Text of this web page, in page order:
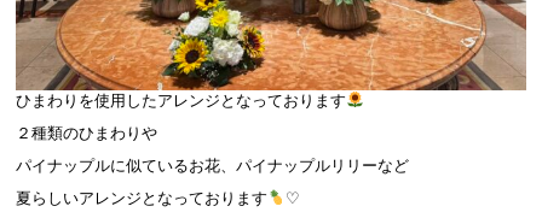
ひまわりを使用したアレンジとなっております
２種類のひまわりや
パイナップルに似ているお花、パイナップルリリーなど
夏らしいアレンジとなっております
♡